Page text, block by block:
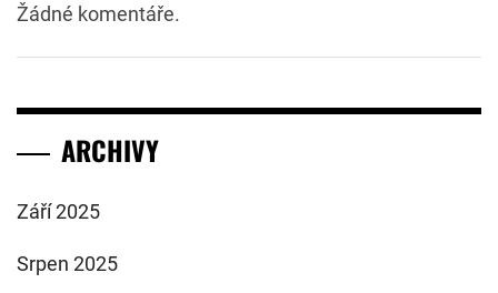
Žádné komentáře.
ARCHIVY
Září 2025
Srpen 2025